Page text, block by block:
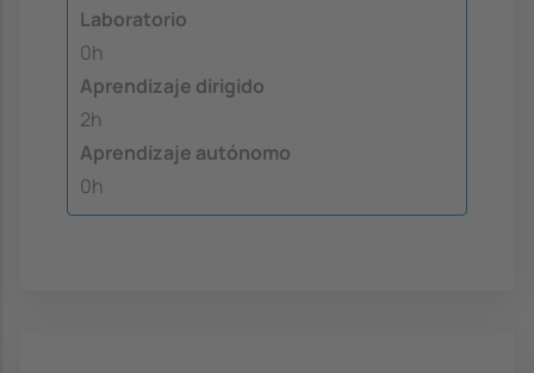
Laboratorio
0h
Aprendizaje dirigido
2h
Aprendizaje autónomo
0h